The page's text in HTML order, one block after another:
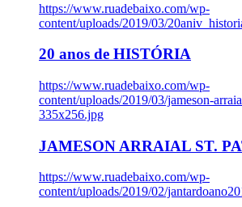
https://www.ruadebaixo.com/wp-
content/uploads/2019/03/
20 anos de HISTÓRIA
https://www.ruadebaixo.com/wp-
content/uploads/2019/03/jameson-
335x256.jpg
JAMESON ARRAIAL ST.
https://www.ruadebaixo.com/wp-
content/uploads/2019/02/